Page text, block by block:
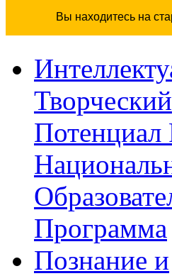
Вы находитесь на
Творческий
Потенциал
Программа
Познание и